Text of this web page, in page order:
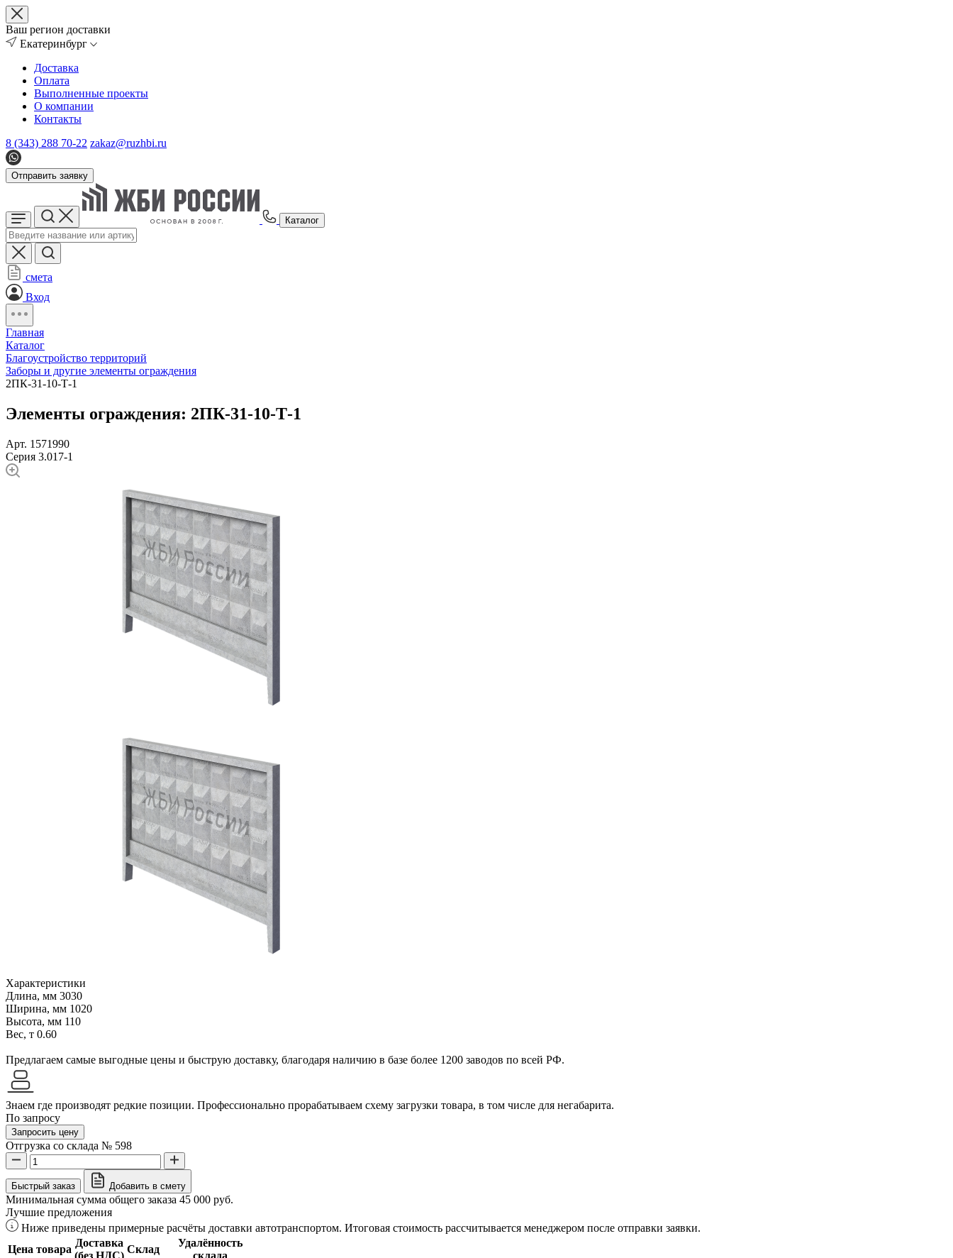
Ваш регион доставки
Екатеринбург
Доставка
Оплата
Выполненные проекты
О компании
Контакты
8 (343) 288 70-22 zakaz@ruzhbi.ru
Отправить заявку
Каталог
смета
Вход
Главная
Каталог
Благоустройство территорий
Заборы и другие элементы ограждения
2ПК-31-10-Т-1
Элементы ограждения: 2ПК-31-10-Т-1
Арт. 1571990
Серия 3.017-1
Характеристики
Длина, мм 3030
Ширина, мм 1020
Высота, мм 110
Вес, т 0.60
Предлагаем самые выгодные цены и быструю доставку, благодаря наличию в базе более 1200 заводов по всей РФ.
Знаем где производят редкие позиции. Профессионально прорабатываем схему загрузки товара, в том числе для негабарита.
По запросу
Запросить цену
Отгрузка со склада № 598
Быстрый заказ Добавить в смету
Минимальная сумма общего заказа 45 000 руб.
Лучшие предложения
Ниже приведены примерные расчёты доставки автотранспортом. Итоговая стоимость рассчитывается менеджером после отправки заявки.
Цена товара
Доставка
(без НДС)
Склад
Удалённость
склада